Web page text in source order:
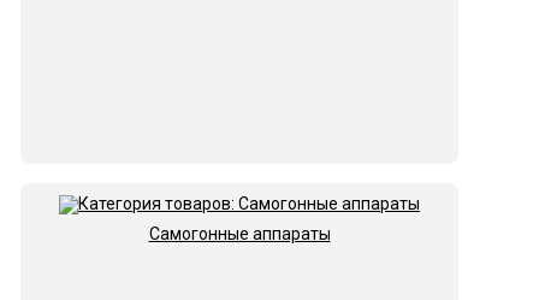
Самогонные аппараты